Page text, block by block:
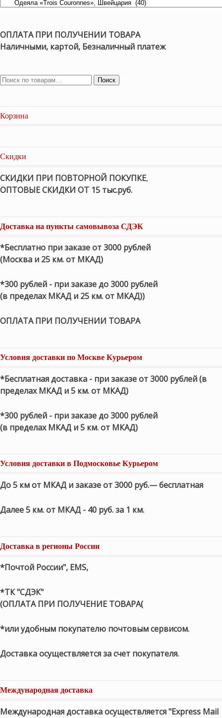
ОПЛАТА ПРИ ПОЛУЧЕНИИ ТОВАРА
Наличными, картой, Безналичный платеж
Поиск
Корзина
Скидки
СКИДКИ ПРИ ПОВТОРНОЙ ПОКУПКЕ,
ОПТОВЫЕ СКИДКИ ОТ 15 тыс.руб.
Доставка на пункты самовывоза СДЭК
*Бесплатно при заказе от 3000 рублей
(Москва и 25 км. от МКАД)
*300 рублей - при заказе до 3000 рублей
(в пределах МКАД и 25 км. от МКАД))
ОПЛАТА ПРИ ПОЛУЧЕНИИ ТОВАРА
Условия доставки по Москве Курьером
*Бесплатная доставка - при заказе от 3000 рублей (в
пределах МКАД и 5 км. от МКАД)
*300 рублей - при заказе до 3000 рублей
(в пределах МКАД и 5 км. от МКАД)
Условия доставки в Подмосковье Курьером
До 5 км от МКАД и заказе от 3000 руб.— бесплатная
Далее 5 км. от МКАД - 40 руб. за 1 км.
Доставка в регионы России
*Почтой России", EMS,
*ТК "СДЭК"
(ОПЛАТА ПРИ ПОЛУЧЕНИЕ ТОВАРА(
*или удобным покупателю почтовым сервисом.
Доставка осуществляется за счет покупателя.
Международная доставка
Международная доставка осуществляется "Express Mail